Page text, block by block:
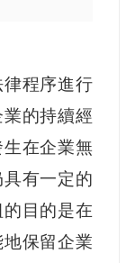
程序進行
的持續經
在企業無
有一定的
目的是在
保留企業